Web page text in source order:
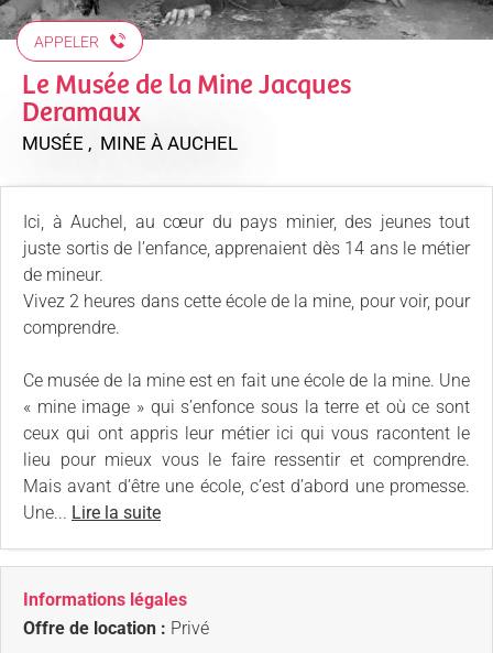
APPELER
Le Musée de la Mine Jacques
Deramaux
MUSÉE , MINE À AUCHEL
Ici, à Auchel, au cœur du pays minier, des jeunes tout
juste sortis de l’enfance, apprenaient dès 14 ans le métier
de mineur.
Vivez 2 heures dans cette école de la mine, pour voir, pour
comprendre.
Ce musée de la mine est en fait une école de la mine. Une
« mine image » qui s’enfonce sous la terre et où ce sont
ceux qui ont appris leur métier ici qui vous racontent le
lieu pour mieux vous le faire ressentir et comprendre.
Mais avant d’être une école, c’est d’abord une promesse.
Une... Lire la suite
Informations légales
Offre de location : Privé